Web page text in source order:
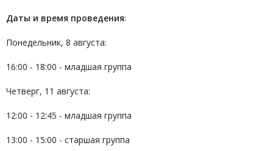
Даты и время проведения:
Понедельник, 8 августа:
16:00 - 18:00 - младшая группа
Четверг, 11 августа:
12:00 - 12:45 - младшая группа
13:00 - 15:00 - старшая группа